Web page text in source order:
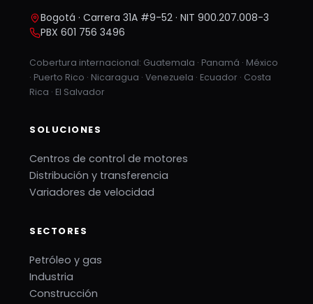
Bogotá · Carrera 31A #9-52 · NIT 900.207.008-3
PBX 601 756 3496
Cobertura internacional: Guatemala · Panamá · México
· Puerto Rico · Nicaragua · Venezuela · Ecuador · Costa
Rica · El Salvador
SOLUCIONES
Centros de control de motores
Distribución y transferencia
Variadores de velocidad
SECTORES
Petróleo y gas
Industria
Construcción